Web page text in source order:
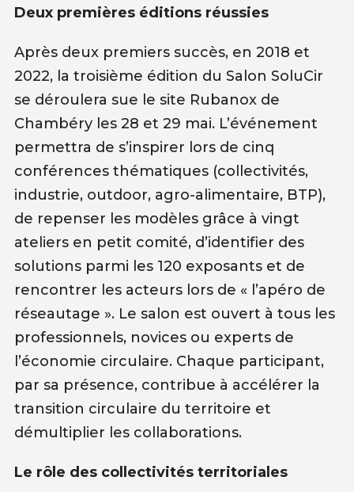
Deux premières éditions réussies
Après deux premiers succès, en 2018 et
2022, la troisième édition du Salon SoluCir
se déroulera sue le site Rubanox de
Chambéry les 28 et 29 mai. L’événement
permettra de s’inspirer lors de cinq
conférences thématiques (collectivités,
industrie, outdoor, agro-alimentaire, BTP),
de repenser les modèles grâce à vingt
ateliers en petit comité, d’identifier des
solutions parmi les 120 exposants et de
rencontrer les acteurs lors de « l’apéro de
réseautage ». Le salon est ouvert à tous les
professionnels, novices ou experts de
l’économie circulaire. Chaque participant,
par sa présence, contribue à accélérer la
transition circulaire du territoire et
démultiplier les collaborations.
Le rôle des collectivités territoriales